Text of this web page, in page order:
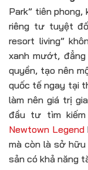
Park” tiên
riêng tư tuyệt
resort living”
xanh mướt,
quyền, tạo nên
quốc tế ngay tại
làm nên giá trị
đầu tư tìm
Newtown Legend
mà còn là sở
sản có khả năng